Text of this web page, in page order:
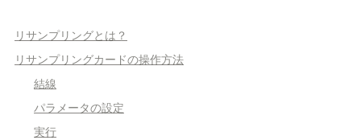
リサンプリングとは？
リサンプリングカードの操作方法
結線
パラメータの設定
実行